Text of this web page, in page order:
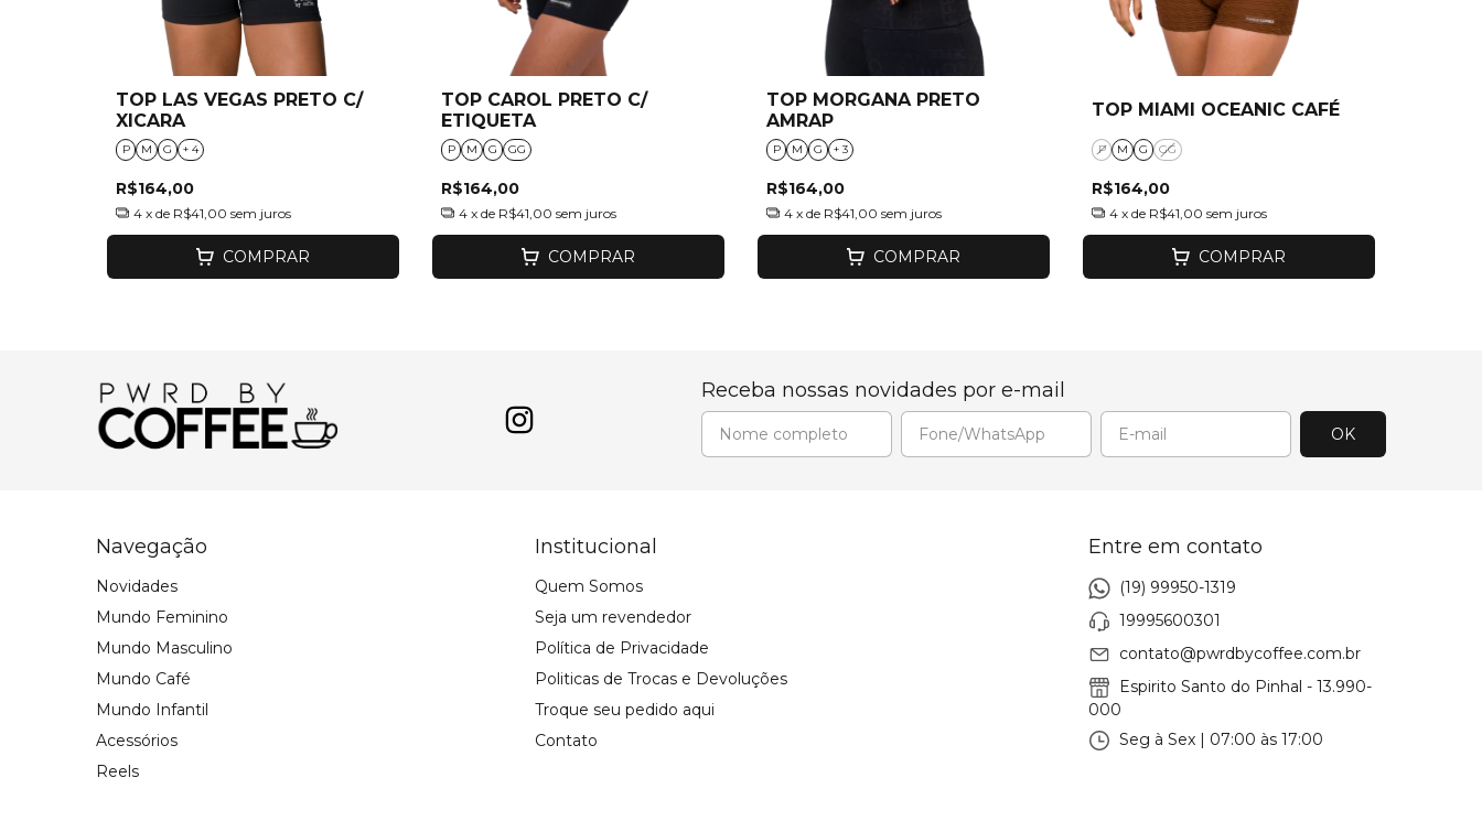
TOP LAS VEGAS PRETO C/
XICARA
P M G + 4
R$164,00
4 x de R$41,00 sem juros
COMPRAR
TOP CAROL PRETO C/
ETIQUETA
P M G GG
R$164,00
4 x de R$41,00 sem juros
COMPRAR
TOP MORGANA PRETO
AMRAP
P M G + 3
R$164,00
4 x de R$41,00 sem juros
COMPRAR
TOP MIAMI OCEANIC CAFÉ
P M G GG
R$164,00
4 x de R$41,00 sem juros
COMPRAR
Receba nossas novidades por e-mail
Navegação
Novidades
Mundo Feminino
Mundo Masculino
Mundo Café
Mundo Infantil
Acessórios
Reels
Institucional
Quem Somos
Seja um revendedor
Política de Privacidade
Politicas de Trocas e Devoluções
Troque seu pedido aqui
Contato
Entre em contato
(19) 99950-1319
19995600301
contato@pwrdbycoffee.com.br
Espirito Santo do Pinhal - 13.990-
000
Seg à Sex | 07:00 às 17:00